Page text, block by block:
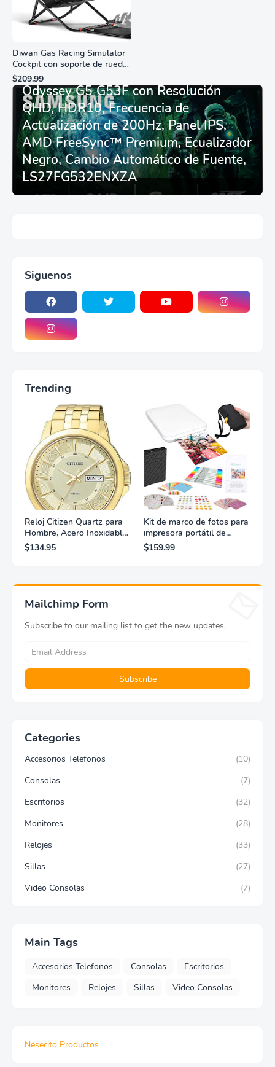
Diwan Gas Racing Simulator
Cockpit con soporte de rueda
de carreras plegable y
asiento - Logitech
G29/920/923/27/25,
Thrustmaster
T248/X/T300RS/T150/458/TX
$209.99
Monitor Gamer SAMSUNG 27”
Odyssey G5 G53F con Resolución
QHD, HDR10, Frecuencia de
Actualización de 200Hz, Panel IPS,
AMD FreeSync™ Premium, Ecualizador
Negro, Cambio Automático de Fuente,
LS27FG532ENXZA
Siguenos
Trending
Reloj Citizen Quartz para
Hombre, Acero Inoxidable,
Clásico, Dorado
$134.95
Kit de marco de fotos para
impresora portátil de
fotografías y vídeos
Lifeprint 3x4,5 (blanca)
$159.99
Mailchimp Form
Subscribe to our mailing list to get the new updates.
Categories
Accesorios Telefonos
(10)
Consolas
(7)
Escritorios
(32)
Monitores
(28)
Relojes
(33)
Sillas
(27)
Video Consolas
(7)
Main Tags
Accesorios Telefonos Consolas
Escritorios
Monitores
Relojes Sillas Video Consolas
Nesecito Productos